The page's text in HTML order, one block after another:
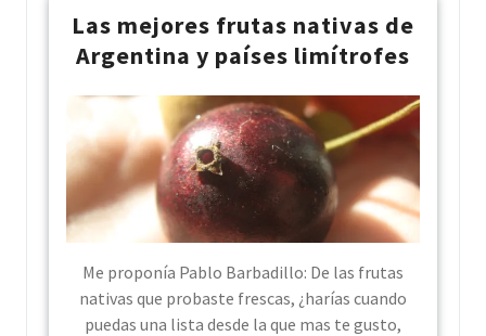
Las mejores frutas nativas de
Argentina y países limítrofes
Me proponía Pablo Barbadillo: De las frutas
nativas que probaste frescas, ¿harías cuando
puedas una lista desde la que mas te gusto,